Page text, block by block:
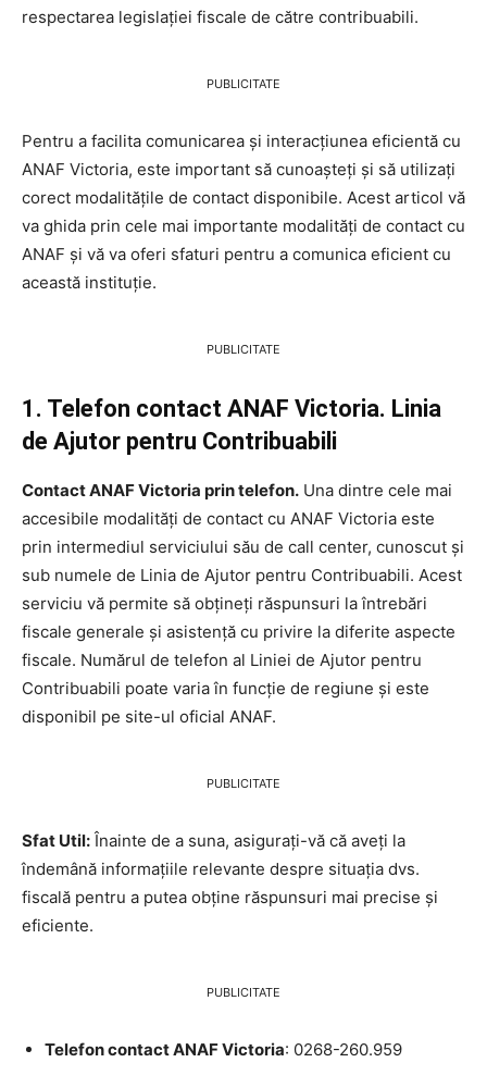
respectarea legislației fiscale de către contribuabili.
PUBLICITATE
Pentru a facilita comunicarea și interacțiunea eficientă cu
ANAF Victoria, este important să cunoașteți și să utilizați
corect modalitățile de contact disponibile. Acest articol vă
va ghida prin cele mai importante modalități de contact cu
ANAF și vă va oferi sfaturi pentru a comunica eficient cu
această instituție.
PUBLICITATE
1. Telefon contact ANAF Victoria. Linia
de Ajutor pentru Contribuabili
Contact ANAF Victoria prin telefon. Una dintre cele mai
accesibile modalități de contact cu ANAF Victoria este
prin intermediul serviciului său de call center, cunoscut și
sub numele de Linia de Ajutor pentru Contribuabili. Acest
serviciu vă permite să obțineți răspunsuri la întrebări
fiscale generale și asistență cu privire la diferite aspecte
fiscale. Numărul de telefon al Liniei de Ajutor pentru
Contribuabili poate varia în funcție de regiune și este
disponibil pe site-ul oficial ANAF.
PUBLICITATE
Sfat Util: Înainte de a suna, asigurați-vă că aveți la
îndemână informațiile relevante despre situația dvs.
fiscală pentru a putea obține răspunsuri mai precise și
eficiente.
PUBLICITATE
Telefon contact ANAF Victoria: 0268-260.959